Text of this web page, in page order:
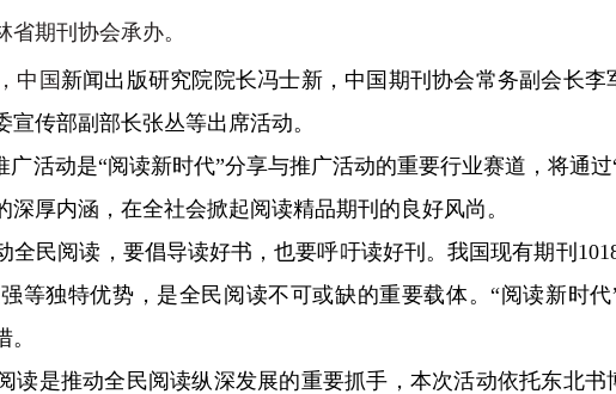
期刊协会承办。
中国 新闻出版研究院院长冯士新，中国期刊协会常务副会长
传部副部长张丛等出席活动。
动是“阅读新时代”分享与推广活动的重要行业赛道，将通过
厚内涵，在全社会掀起阅读精品期刊的良好风尚。
阅读，要倡导读好书，也要呼吁读好刊。我国现有期刊
等独特优势，是全民阅读不可或缺的重要载体。“阅读新时
是推动全民阅读纵深发展的重要抓手，本次活动依托东北书